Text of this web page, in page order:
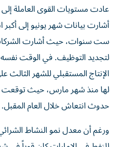
عادت مستويات القوى العاملة
أشارت بيانات شهر يونيو إلى
ست سنوات، حيث أشارت
لتجديد التوظيف. في الوقت
الإنتاج المستقبلي للشهر الثالث
حدوث انتعاش خلال العام المقبل.
ورغم أن معدل نمو النشاط